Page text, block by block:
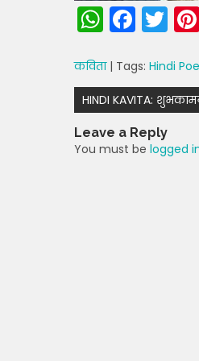
W
h
a
ts
A
p
F
a
c
e
b
o
T
w
itt
er
कविता| Tags: Hindi
Post
navigation
HINDI KAVITA:
Leave a Reply
You must be logged